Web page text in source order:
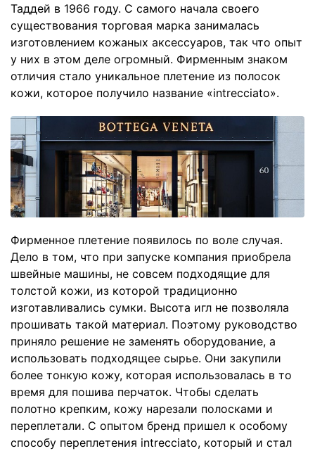
Таддей в 1966 году. С самого начала своего
существования торговая марка занималась
изготовлением кожаных аксессуаров, так что опыт
у них в этом деле огромный. Фирменным знаком
отличия стало уникальное плетение из полосок
кожи, которое получило название «intrecciato».
Фирменное плетение появилось по воле случая.
Дело в том, что при запуске компания приобрела
швейные машины, не совсем подходящие для
толстой кожи, из которой традиционно
изготавливались сумки. Высота игл не позволяла
прошивать такой материал. Поэтому руководство
приняло решение не заменять оборудование, а
использовать подходящее сырье. Они закупили
более тонкую кожу, которая использовалась в то
время для пошива перчаток. Чтобы сделать
полотно крепким, кожу нарезали полосками и
переплетали. С опытом бренд пришел к особому
способу переплетения intrecciato, который и стал